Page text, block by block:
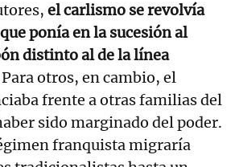
el carlismo se revolvía
ponía en la sucesión al
distinto al de la línea
otros, en cambio, el
frente a otras familias del
sido marginado del poder.
franquista migraría